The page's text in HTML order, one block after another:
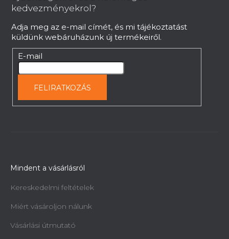
kedvezményekrol?
Adja meg az e-mail címét, és mi tájékoztatást
küldünk webáruházunk új termékeiről.
E-mail
FELIRATKOZÁS
Mindent a vásárlásról
Kereskedelmi feltételek
Miért vásároljon nálunk
Vásárlási útmutató